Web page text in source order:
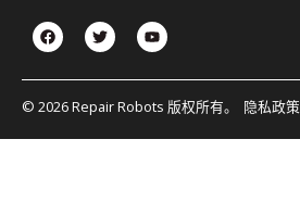
© 2026 Repair Robots 版权所有。 隐私政策